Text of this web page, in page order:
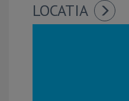
LOCATIA